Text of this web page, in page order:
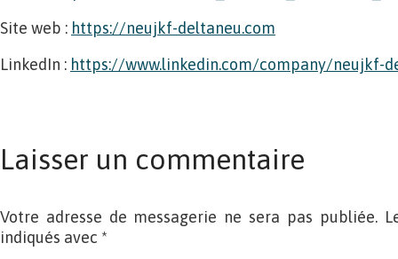
Site web : https://neujkf-deltaneu.com
LinkedIn : https://www.linkedin.com/company/neujkf-
Laisser un commentaire
Votre adresse de messagerie ne sera pas publiée.
indiqués avec *